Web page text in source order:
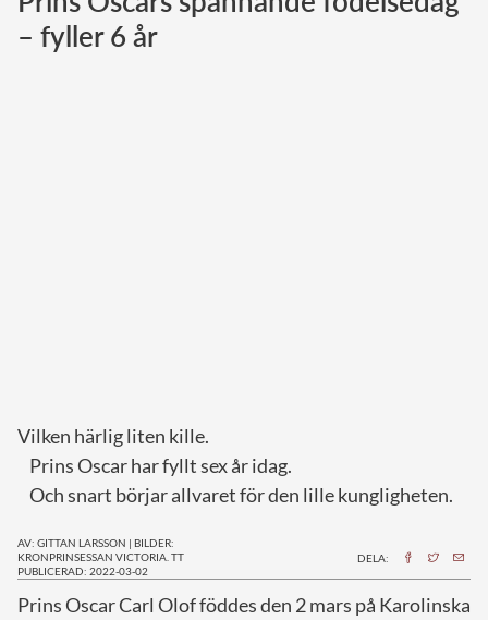
– fyller 6 år
Vilken härlig liten kille.
Prins Oscar har fyllt sex år idag.
Och snart börjar allvaret för den lille kungligheten.
AV: GITTAN LARSSON | BILDER:
KRONPRINSESSAN VICTORIA. TT
PUBLICERAD: 2022-03-02
DELA:
Prins Oscar Carl Olof föddes den 2 mars på Karolinska